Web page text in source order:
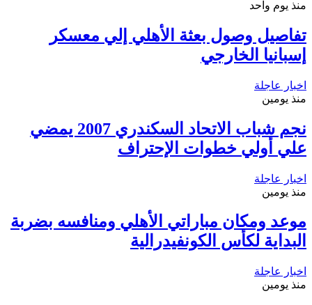
منذ يوم واحد
تفاصيل وصول بعثة الأهلي إلي معسكر
إسبانيا الخارجي
اخبار عاجلة
منذ يومين
نجم شباب الاتحاد السكندري 2007 يمضي
علي أولي خطوات الإحتراف
اخبار عاجلة
منذ يومين
موعد ومكان مباراتي الأهلي ومنافسه بضربة
البداية لكأس الكونفيدرالية
اخبار عاجلة
منذ يومين